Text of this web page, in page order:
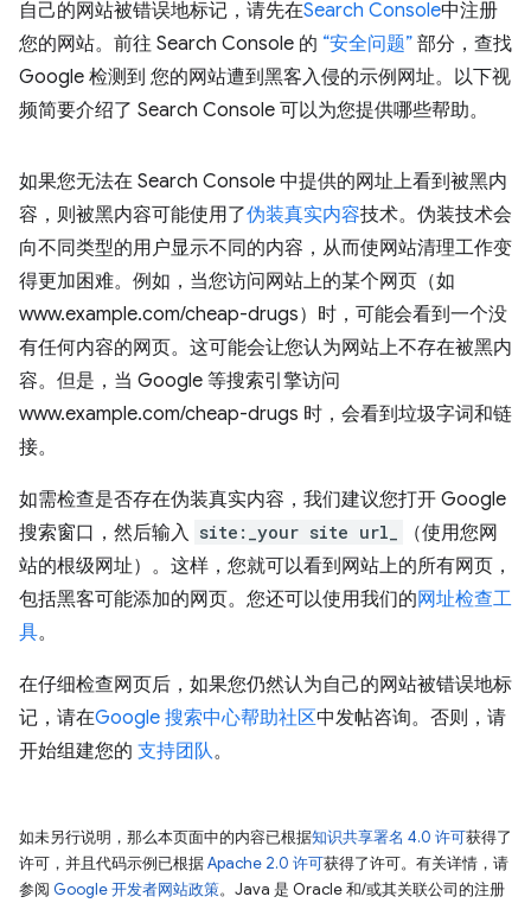
自己的网站被错误地标记，请先在Search Console中注册
您的网站。前往 Search Console 的 “安全问题” 部分，查找
Google 检测到 您的网站遭到黑客入侵的示例网址。以下视
频简要介绍了 Search Console 可以为您提供哪些帮助。
如果您无法在 Search Console 中提供的网址上看到被黑内
容，则被黑内容可能使用了伪装真实内容技术。伪装技术会
向不同类型的用户显示不同的内容，从而使网站清理工作变
得更加困难。例如，当您访问网站上的某个网页（如
www.example.com/cheap-drugs）时，可能会看到一个没
有任何内容的网页。这可能会让您认为网站上不存在被黑内
容。但是，当 Google 等搜索引擎访问
www.example.com/cheap-drugs 时，会看到垃圾字词和链
接。
如需检查是否存在伪装真实内容，我们建议您打开 Google
搜索窗口，然后输入 site:_your site url_
（使用您网
站的根级网址）。这样，您就可以看到网站上的所有网页，
包括黑客可能添加的网页。您还可以使用我们的网址检查工
具。
在仔细检查网页后，如果您仍然认为自己的网站被错误地标
记，请在Google 搜索中心帮助社区中发帖咨询。否则，请
开始组建您的 支持团队。
如未另行说明，那么本页面中的内容已根据知识共享署名 4.0 许可获得了
许可，并且代码示例已根据Apache 2.0 许可获得了许可。有关详情，请
参阅 Google 开发者网站政策。Java 是 Oracle 和/或其关联公司的注册